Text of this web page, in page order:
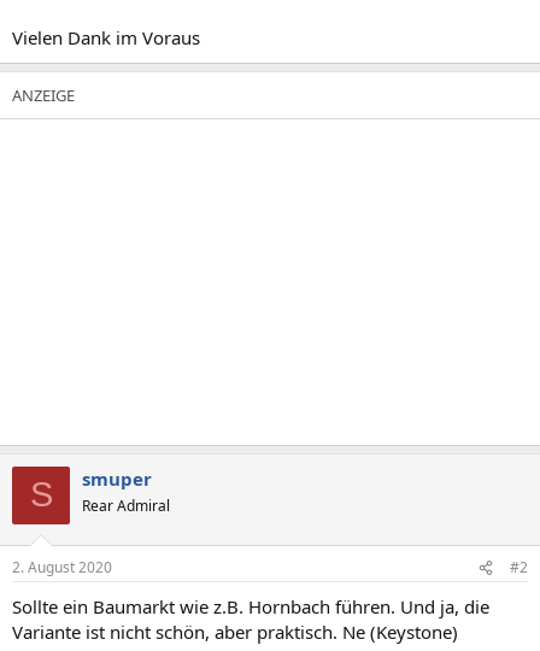
Vielen Dank im Voraus
S smuper
Rear Admiral
2. August 2020 #2
Sollte ein Baumarkt wie z.B. Hornbach führen. Und ja, die
Variante ist nicht schön, aber praktisch. Ne (Keystone)